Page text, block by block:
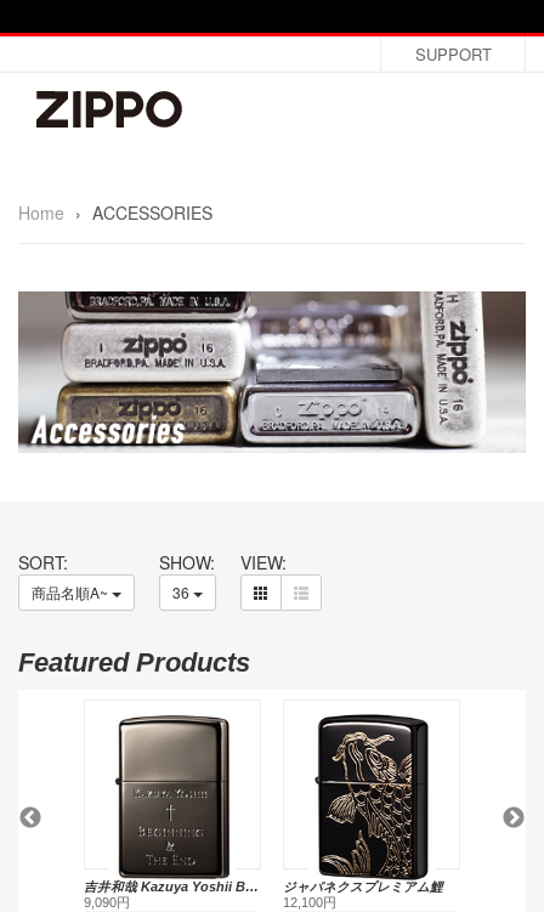
SUPPORT
Home › ACCESSORIES
SORT:
商品名順A~
SHOW:
36
VIEW:
Featured Products
吉井和哉 Kazuya Yoshii Beginning & The End(受注限定生産品)
9,090円
ジャパネクスプレミアム鯉
12,100円